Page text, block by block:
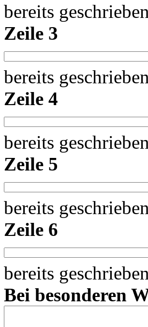
bereits
Zeile 3
bereits
Zeile 4
bereits
Zeile 5
bereits
Zeile 6
bereits
Bei besonderen